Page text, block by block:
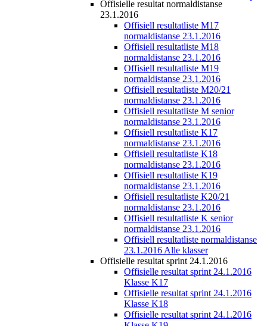
Offisielle resultat normaldistanse
23.1.2016
Offisiell resultatliste M17
normaldistanse 23.1.2016
Offisiell resultatliste M18
normaldistanse 23.1.2016
Offisiell resultatliste M19
normaldistanse 23.1.2016
Offisiell resultatliste M20/21
normaldistanse 23.1.2016
Offisiell resultatliste M senior
normaldistanse 23.1.2016
Offisiell resultatliste K17
normaldistanse 23.1.2016
Offisiell resultatliste K18
normaldistanse 23.1.2016
Offisiell resultatliste K19
normaldistanse 23.1.2016
Offisiell resultatliste K20/21
normaldistanse 23.1.2016
Offisiell resultatliste K senior
normaldistanse 23.1.2016
Offisiell resultatliste normaldistanse
23.1.2016 Alle klasser
Offisielle resultat sprint 24.1.2016
Offisielle resultat sprint 24.1.2016
Klasse K17
Offisielle resultat sprint 24.1.2016
Klasse K18
Offisielle resultat sprint 24.1.2016